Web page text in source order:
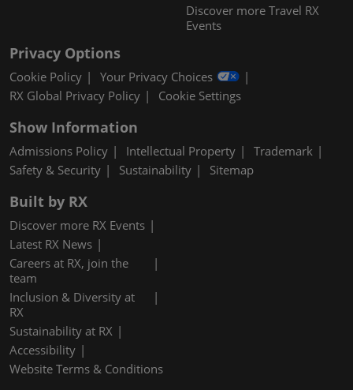
Discover more Travel RX
Events
Privacy Options
Cookie Policy
Your Privacy Choices
RX Global Privacy Policy
Cookie Settings
Show Information
Admissions Policy Intellectual Property
Trademark
Safety & Security
Sustainability Sitemap
Built by RX
Discover more RX Events
Latest RX News
Careers at RX, join the
team
Inclusion & Diversity at
RX
Sustainability at RX
Accessibility
Website Terms & Conditions